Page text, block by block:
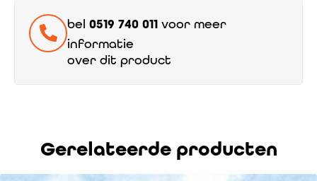
bel 0519 740 011 voor meer
informatie
over dit product
Gerelateerde producten